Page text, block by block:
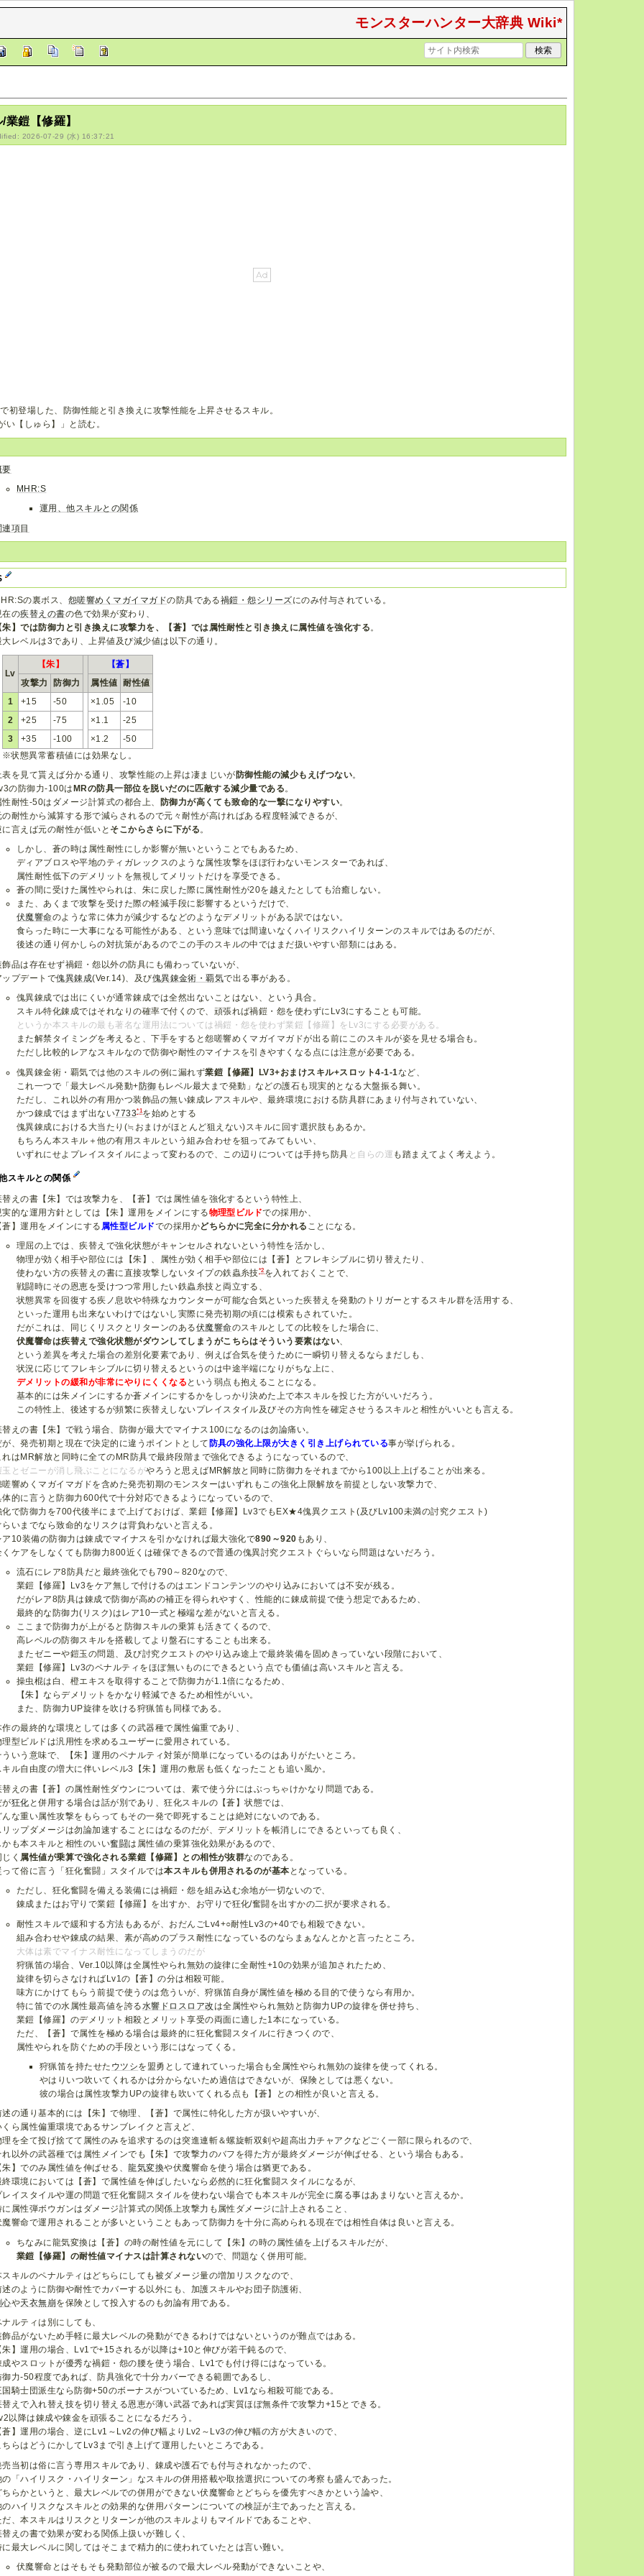
モンスターハンター大辞典 Wiki*
業鎧【修羅】
2026-07-29 (水) 16:37:21
初登場した、防御性能と引き換えに攻撃性能を上昇させるスキル。
い【しゅら】」と読む。
要
MHR:S
運用、他スキルとの関係
連項目
の裏ボス、 怨嗟響めくマガイマガドの防具である禍鎧・怨シリーズにのみ付与されている。
在の疾替えの書の色で効果が変わり、
朱】では防御力と引き換えに攻撃力を、【蒼】では属性耐性と引き換えに属性値を強化する。
大レベルは3であり、上昇値及び減少値は以下の通り。
Lv
【朱】
【蒼】
攻撃力
防御力 属性値 耐性値
1
+15 -50 ×1.05
-10
2
+25 -75 ×1.1
-25
3
+35 -100 ×1.2
-50
※状態異常蓄積値には効果なし。
表を見て貰えば分かる通り、攻撃性能の上昇は凄まじいが 防御性能の減少もえげつない。
の防御力-100は MRの防具一部位を脱いだのに匹敵する減少量である。
性耐性-50はダメージ計算式の都合上、
防御力が高くても致命的な一撃になりやすい。
の耐性から減算する形で減らされるので元々耐性が高ければある程度軽減できるが、
に言えば元の耐性が低いと そこからさらに下がる。
しかし、蒼の時は属性耐性にしか影響が無いということでもあるため、
ディアブロスや平地のティガレックスのような属性攻撃をほぼ行わないモンスターであれば、
属性耐性低下のデメリットを無視してメリットだけを享受できる。
蒼の間に受けた属性やられは、朱に戻した際に属性耐性が20を越えたとしても治癒しない。
また、あくまで攻撃を受けた際の軽減手段に影響するというだけで、
伏魔響命のような常に体力が減少するなどのようなデメリットがある訳ではない。
食らった時に一大事になる可能性がある、という意味では間違いなくハイリスクハイリターンのスキルではあるのだが、
後述の通り何かしらの対抗策があるのでこの手のスキルの中ではまだ扱いやすい部類にはある。
飾品は存在せず禍鎧・怨以外の防具にも備わっていないが、
ップデートで傀異錬成(Ver.14)、及び傀異錬金術・覇気で出る事がある。
傀異錬成では出にくいが通常錬成では全然出ないことはない、という具合。
スキル特化錬成ではそれなりの確率で付くので、頑張れば禍鎧・怨を使わずにLv3にすることも可能。
というか本スキルの最も著名な運用法については禍鎧・怨を使わず業鎧【修羅】をLv3にする必要がある。
また解禁タイミングを考えると、下手をすると怨嗟響めくマガイマガドが出る前にこのスキルが姿を見せる場合も。
ただし比較的レアなスキルなので防御や耐性のマイナスを引きやすくなる点には注意が必要である。
傀異錬金術・覇気では他のスキルの例に漏れず業鎧【修羅】LV3+おまけスキル+スロット4-1-1など、
これ一つで「最大レベル発動+防御 もレベル最大まで発動」などの護石も現実的となる大盤振る舞い。
ただし、これ以外の有用かつ装飾品の無い錬成レアスキルや、最終環境における防具群にあまり付与されていない、
かつ錬成ではまず出ない7733*1を始めとする
傀異錬成における大当たり(≒おまけがほとんど狙えない)スキルに回す選択肢もあるか。
もちろん本スキル＋他の有用スキルという組み合わせを狙ってみてもいい、
いずれにせよプレイスタイルによって変わるので、この辺りについては手持ち防具 と自らの運 も踏まえてよく考えよう。
スキルとの関係
替えの書【朱】では攻撃力を、【蒼】では属性値を強化するという特性上、
実的な運用方針としては【朱】運用をメインにする物理型ビルドでの採用か、
蒼】運用をメインにする 属性型ビルドでの採用かどちらかに完全に分かれる ことになる。
理屈の上では、疾替えで強化状態がキャンセルされないという特性を活かし、
物理が効く相手や部位には【朱】、属性が効く相手や部位には【蒼】とフレキシブルに切り替えたり、
使わない方の疾替えの書に直接攻撃しないタイプの鉄蟲糸技*2を入れておくことで、
戦闘時にその恩恵を受けつつ常用したい鉄蟲糸技と両立する、
状態異常を回復する疾ノ息吹や特殊なカウンターが可能な合気といった疾替えを発動のトリガーとするスキル群を活用する、
といった運用も出来ないわけではないし実際に発売初期の頃には模索もされていた。
だがこれは、同じくリスクとリターンのある伏魔響命のスキルとしての比較をした場合に、
伏魔響命は疾替えで強化状態がダウンしてしまうがこちらはそういう要素はない、
という差異を考えた場合の差別化要素であり、例えば合気を使うために一瞬切り替えるならまだしも、
状況に応じてフレキシブルに切り替えるというのは中途半端になりがちな上に、
デメリットの緩和が非常にやりにくくなる という弱点も抱えることになる。
基本的には朱メインにするか蒼メインにするかをしっかり決めた上で本スキルを投じた方がいいだろう。
この特性上、後述するが頻繁に疾替えしないプレイスタイル及びその方向性を確定させうるスキルと相性がいいとも言える。
替えの書【朱】で戦う場合、防御が最大でマイナス100になるのは勿論痛い。
が、発売初期と現在で決定的に違うポイントとして 防具の強化上限が大きく引き上げられている事が挙げられる。
れはMR解放と同時に全てのMR防具で最終段階まで強化できるようになっているので、
玉とゼニーが消し飛ぶことになるがやろうと思えばMR解放と同時に防御力をそれまでから100以上上げることが出来る。
嗟響めくマガイマガドを含めた発売初期のモンスターはいずれもこの強化上限解放を前提としない攻撃力で、
体的に言うと防御力600代で十分対応できるようになっているので、
化で防御力を700代後半にまで上げておけば、業鎧【修羅】Lv3でもEX★4傀異クエスト(及びLv100未満の討究クエスト)
らいまでなら致命的なリスクは背負わないと言える。
ア10装備の防御力は錬成でマイナスを引かなければ最大強化で890～920 もあり、
くケアをしなくても防御力800近くは確保できるので普通の傀異討究クエストぐらいなら問題はないだろう。
流石にレア8防具だと最終強化でも790～820なので、
業鎧【修羅】Lv3をケア無しで付けるのはエンドコンテンツのやり込みにおいては不安が残る。
だがレア8防具は錬成で防御が高めの補正を得られやすく、性能的に錬成前提で使う想定であるため、
最終的な防御力(リスク)はレア10一式と極端な差がないと言える。
ここまで防御力が上がると防御スキルの乗算も活きてくるので、
高レベルの防御スキルを搭載してより盤石にすることも出来る。
またゼニーや鎧玉の問題、及び討究クエストのやり込み途上で最終装備を固めきっていない段階において、
業鎧【修羅】Lv3のペナルティをほぼ無いものにできるという点でも価値は高いスキルと言える。
操虫棍は白、橙エキスを取得することで防御力が1.1倍になるため、
【朱】ならデメリットをかなり軽減できるため相性がいい。
また、防御力UP旋律を吹ける狩猟笛も同様である。
作の最終的な環境としては多くの武器種で属性偏重であり、
理型ビルドは汎用性を求めるユーザーに愛用されている。
ういう意味で、【朱】運用のペナルティ対策が簡単になっているのはありがたいところ。
キル自由度の増大に伴いレベル3【朱】運用の敷居も低くなったことも追い風か。
替えの書【蒼】の属性耐性ダウンについては、素で使う分にはぶっちゃけかなり問題である。
が狂化 と併用する場合は話が別であり、狂化スキルの【蒼】状態では、
んな重い属性攻撃をもらってもその一発で即死することは絶対にないのである。
リップダメージは勿論加速することにはなるのだが、デメリットを帳消しにできるといっても良く、
かも本スキルと相性のいい奮闘は属性値の乗算強化効果があるので、
く 属性値が乗算で強化される業鎧【修羅】との相性が抜群なのである。
って俗に言う「狂化奮闘」スタイルでは本スキルも併用されるのが基本 となっている。
ただし、狂化奮闘を備える装備には禍鎧・怨を組み込む余地が一切ないので、
錬成またはお守りで業鎧【修羅】を出すか、お守りで狂化/奮闘を出すかの二択が要求される。
耐性スキルで緩和する方法もあるが、おだんごLv4+○耐性Lv3の+40でも相殺できない。
組み合わせや錬成の結果、素が高めのプラス耐性になっているのならまぁなんとかと言ったところ。
大体は素でマイナス耐性になってしまうのだが
狩猟笛の場合、Ver.10以降は全属性やられ無効の旋律に全耐性+10の効果が追加されたため、
旋律を切らさなければLv1の【蒼】の分は相殺可能。
味方にかけてもらう前提で使うのは危ういが、狩猟笛自身が属性値を極める目的で使うなら有用か。
特に笛での水属性最高値を誇る水響ドロスロア改は全属性やられ無効と防御力UPの旋律を併せ持ち、
業鎧【修羅】のデメリット相殺とメリット享受の両面に適した1本になっている。
ただ、【蒼】で属性を極める場合は最終的に狂化奮闘スタイルに行きつくので、
属性やられを防ぐための手段という形にはなってくる。
狩猟笛を持たせた ウツシを盟勇として連れていった場合も全属性やられ無効の旋律を使ってくれる。
やはりいつ吹いてくれるかは分からないため過信はできないが、保険としては悪くない。
彼の場合は属性攻撃力UPの旋律も吹いてくれる点も【蒼】との相性が良いと言える。
述の通り基本的には【朱】で物理、【蒼】で属性に特化した方が扱いやすいが、
くら属性偏重環境であるサンブレイクと言えど、
理を全て投げ捨てて属性のみを追求するのは突進連斬＆螺旋斬双剣や超高出力チャアクなどごく一部に限られるので、
れ以外の武器種では属性メインでも【朱】で攻撃力のバフを得た方が最終ダメージが伸ばせる、という場合もある。
朱】でのみ属性値を伸ばせる、龍気変換や伏魔響命を使う場合は猶更である。
終環境においては【蒼】で属性値を伸ばしたいなら必然的に狂化奮闘スタイルになるが、
レイスタイルや運の問題で狂化奮闘スタイルを使わない場合でも本スキルが完全に腐る事はあまりないと言えるか。
に属性弾ボウガンはダメージ計算式の関係上攻撃力も属性ダメージに計上されること、
魔響命で運用されることが多いということもあって防御力を十分に高められる現在では相性自体は良いと言える。
ちなみに龍気変換は【蒼】の時の耐性値を元にして【朱】の時の属性値を上げるスキルだが、
業鎧【修羅】の耐性値マイナスは計算されないので、問題なく併用可能。
スキルのペナルティはどちらにしても被ダメージ量の増加リスクなので、
述のように防御や耐性でカバーする以外にも、加護スキルやお団子防護術、
心や天衣無崩を保険として投入するのも勿論有用である。
ナルティは別にしても、
飾品がないため手軽に最大レベルの発動ができるわけではないというのが難点ではある。
朱】運用の場合、Lv1で+15されるが以降は+10と伸びが若干鈍るので、
成やスロットが優秀な禍鎧・怨の腰を使う場合、Lv1でも付け得にはなっている。
御力-50程度であれば、防具強化で十分カバーできる範囲であるし、
国騎士団派生なら防御+50のボーナスがついているため、Lv1なら相殺可能である。
替えで入れ替え技を切り替える恩恵が薄い武器であれば実質ほぼ無条件で攻撃力+15とできる。
以降は錬成や錬金を頑張ることになるだろう。
蒼】運用の場合、逆にLv1～Lv2の伸び幅よりLv2～Lv3の伸び幅の方が大きいので、
ちらはどうにかしてLv3まで引き上げて運用したいところである。
売当初は俗に言う専用スキルであり、錬成や護石でも付与されなかったので、
の「ハイリスク・ハイリターン」なスキルの併用搭載や取捨選択についての考察も盛んであった。
ちらかというと、最大レベルでの併用ができない伏魔響命とどちらを優先すべきかという論や、
のハイリスクなスキルとの効果的な併用パターンについての検証が主であったと言える。
だ、本スキルはリスクとリターンが他のスキルよりもマイルドであることや、
替えの書で効果が変わる関係上扱いが難しく、
に最大レベルに関してはそこまで精力的に使われていたとは言い難い。
伏魔響命とはそもそも発動部位が被るので最大レベル発動ができないことや、